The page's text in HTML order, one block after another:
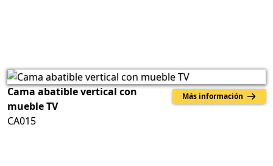
Más información
Cama abatible vertical con
mueble TV
CA015